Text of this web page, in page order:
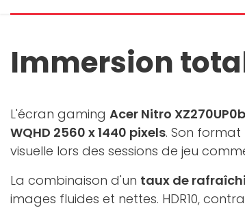
Immersion
L'écran gaming Acer Nitro
WQHD 2560 x 1440 pixels. Son format
visuelle lors des sessions de jeu
La combinaison d'un taux de
images fluides et nettes. HDR10,